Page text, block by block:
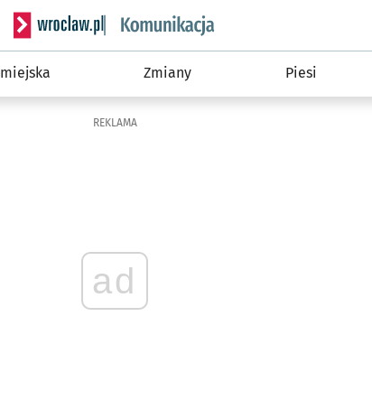
Serwis informacyjny wroclaw.pl podserwis: Komunikacja
Zmiany Piesi
REKLAMA
ad